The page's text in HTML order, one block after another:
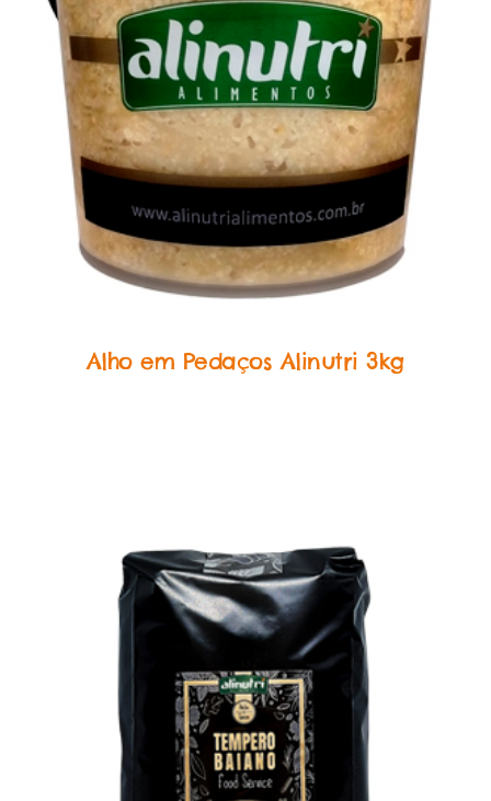
Alho em Pedaços Alinutri 3kg